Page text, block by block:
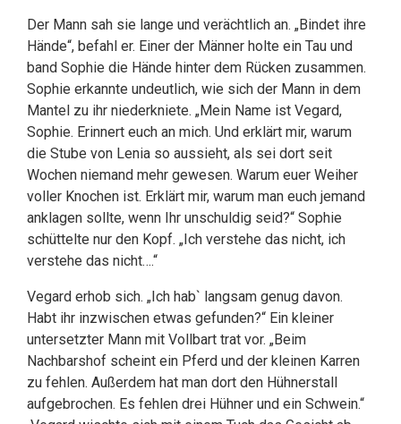
Der Mann sah sie lange und verächtlich an. „Bindet ihre
Hände“, befahl er. Einer der Männer holte ein Tau und
band Sophie die Hände hinter dem Rücken zusammen.
Sophie erkannte undeutlich, wie sich der Mann in dem
Mantel zu ihr niederkniete. „Mein Name ist Vegard,
Sophie. Erinnert euch an mich. Und erklärt mir, warum
die Stube von Lenia so aussieht, als sei dort seit
Wochen niemand mehr gewesen. Warum euer Weiher
voller Knochen ist. Erklärt mir, warum man euch jemand
anklagen sollte, wenn Ihr unschuldig seid?“ Sophie
schüttelte nur den Kopf. „Ich verstehe das nicht, ich
verstehe das nicht….“
Vegard erhob sich. „Ich hab` langsam genug davon.
Habt ihr inzwischen etwas gefunden?“ Ein kleiner
untersetzter Mann mit Vollbart trat vor. „Beim
Nachbarshof scheint ein Pferd und der kleinen Karren
zu fehlen. Außerdem hat man dort den Hühnerstall
aufgebrochen. Es fehlen drei Hühner und ein Schwein.“